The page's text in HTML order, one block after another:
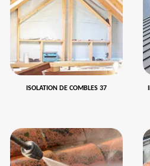
ISOLATION DE COMBLES 37